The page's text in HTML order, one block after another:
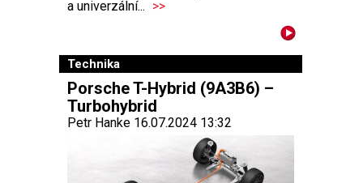
a univerzální... >>
Technika
Porsche T-Hybrid (9A3B6) –
Turbohybrid
Petr Hanke 16.07.2024 13:32